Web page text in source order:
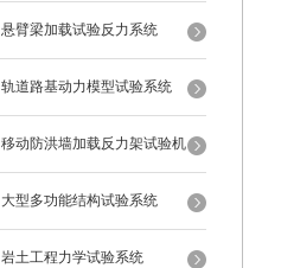
座
悬臂梁加载试验反力系统
轨道路基动力模型试验系统
移动防洪墙加载反力架试验机
大型多功能结构试验系统
岩土工程力学试验系统